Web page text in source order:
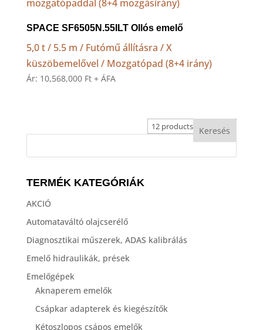
SPACE SF6505N.55ILT Ollós emelő
5,0 t / 5.5 m / Futómű állításra / X
küszöbemelővel / Mozgatópad (8+4 irány)
Ár: 10,568,000 Ft + ÁFA
TERMÉK KATEGÓRIÁK
AKCIÓ
Automataváltó olajcserélő
Diagnosztikai műszerek, ADAS kalibrálás
Emelő hidraulikák, prések
Emelőgépek
Aknaperem emelők
Csápkar adapterek és kiegészítők
Kétoszlopos csápos emelők